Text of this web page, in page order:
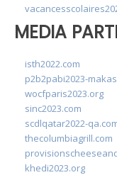
MEDIA
isth2022.com
p2b2pabi2023-
wocfparis2023.org
sinc2023.com
scdlqatar2022-
thecolumbiagrill.com
khedi2023.org